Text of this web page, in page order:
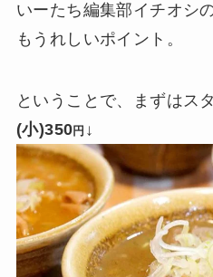
いーたち編集部イチオシ
もうれしいポイント。
ということで、まずはス
(小)350円 ↓